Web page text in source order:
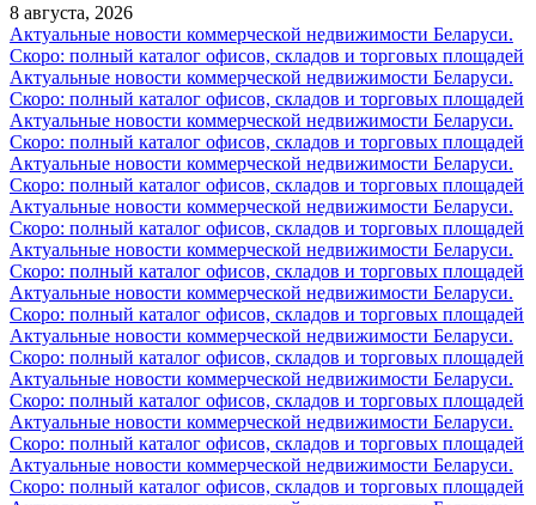
8 августа, 2026
Актуальные новости коммерческой недвижимости Беларуси.
Скоро: полный каталог офисов, складов и торговых площадей
Актуальные новости коммерческой недвижимости Беларуси.
Скоро: полный каталог офисов, складов и торговых площадей
Актуальные новости коммерческой недвижимости Беларуси.
Скоро: полный каталог офисов, складов и торговых площадей
Актуальные новости коммерческой недвижимости Беларуси.
Скоро: полный каталог офисов, складов и торговых площадей
Актуальные новости коммерческой недвижимости Беларуси.
Скоро: полный каталог офисов, складов и торговых площадей
Актуальные новости коммерческой недвижимости Беларуси.
Скоро: полный каталог офисов, складов и торговых площадей
Актуальные новости коммерческой недвижимости Беларуси.
Скоро: полный каталог офисов, складов и торговых площадей
Актуальные новости коммерческой недвижимости Беларуси.
Скоро: полный каталог офисов, складов и торговых площадей
Актуальные новости коммерческой недвижимости Беларуси.
Скоро: полный каталог офисов, складов и торговых площадей
Актуальные новости коммерческой недвижимости Беларуси.
Скоро: полный каталог офисов, складов и торговых площадей
Актуальные новости коммерческой недвижимости Беларуси.
Скоро: полный каталог офисов, складов и торговых площадей